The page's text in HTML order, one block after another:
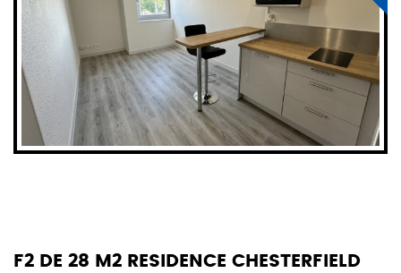
F2 DE 28 M2 RESIDENCE CHESTERFIELD